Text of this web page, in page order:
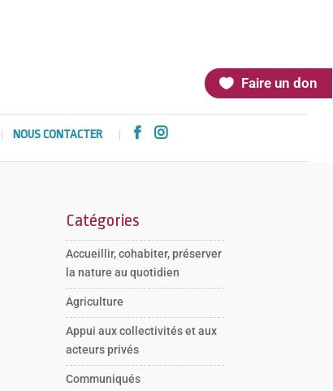
Faire un don
NOUS CONTACTER  
Catégories
Accueillir, cohabiter, préserver
la nature au quotidien
Agriculture
Appui aux collectivités et aux
acteurs privés
Communiqués